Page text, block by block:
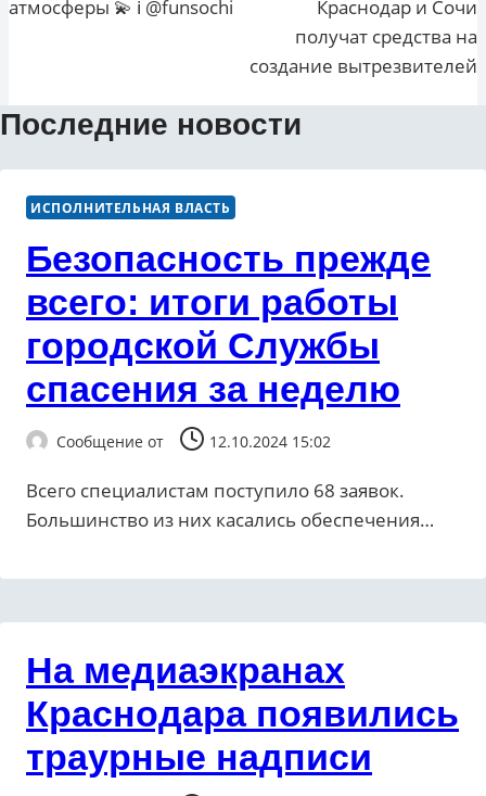
записям
атмосферы 💫 ℹ️ @funsochi
Краснодар и Сочи
получат средства на
создание вытрезвителей
Последние новости
ИСПОЛНИТЕЛЬНАЯ ВЛАСТЬ
Безопасность прежде
всего: итоги работы
городской Службы
спасения за неделю
Сообщение от 12.10.2024 15:02
Всего специалистам поступило 68 заявок.
Большинство из них касались обеспечения…
На медиаэкранах
Краснодара появились
траурные надписи